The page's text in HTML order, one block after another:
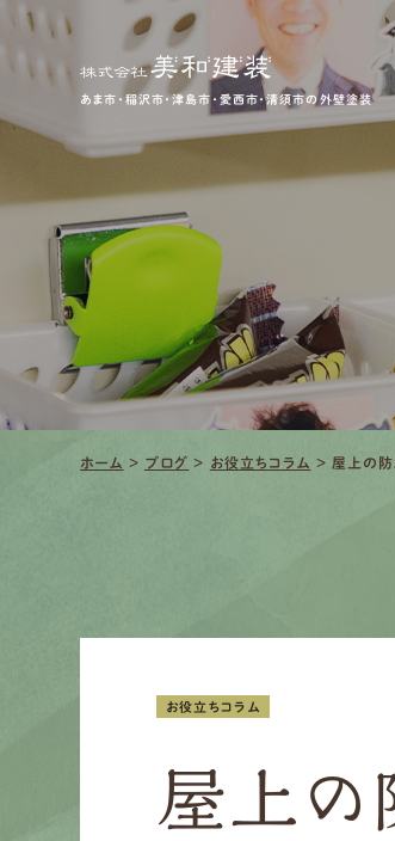
あま市・稲沢市・津島市・愛西市・清須市の外壁塗装
ホーム > ブログ > お役立ちコラム > 屋上の防
お役立ちコラム
屋上の